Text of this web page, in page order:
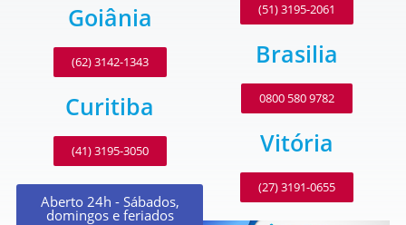
Goiânia
(62) 3142-1343
Curitiba
(41) 3195-3050
Aberto 24h - Sábados,
domingos e feriados
(51) 3195-2061
Brasilia
0800 580 9782
Vitória
(27) 3191-0655